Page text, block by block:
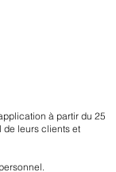
à partir du 25
de leurs clients et